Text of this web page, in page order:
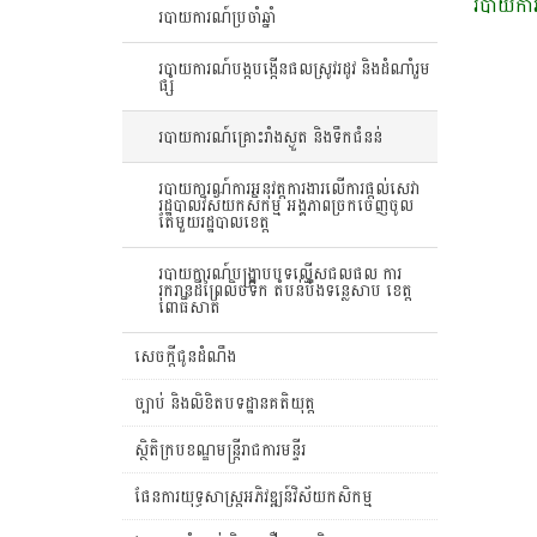
របាយការណ៍ប្រចាំឆ្នាំ
របាយការណ៍បង្កបង្កើនផលស្រូវរដូវ និងដំណាំរួម
ផ្សំ
របាយការណ៍គ្រោះរាំងស្ងួត និងទឹកជំនន់
របាយការណ៍ការអនុវត្តការងារលើការផ្តល់សេវា
រដ្ឋបាលវិស័យកសិកម្ម អង្គភាពច្រកចេញចូល
តែមួយរដ្ឋបាលខេត្ត
របាយការណ៍បង្រ្កាបបទល្មើសជលផល ការ
រុករានដីព្រៃលិចទឹក តំបន់បឹងទន្លេសាប ខេត្ត
ពោធិ៍សាត់
សេចក្តីជូនដំណឹង
ច្បាប់ និងលិខិតបទដ្ឋានគតិយុត្ត
ស្ថិតិក្របខណ្ឌមន្រ្តីរាជការមន្ទីរ
ផែនការយុទ្ធសាស្រ្តអភិវឌ្ឍន៍វិស័យកសិកម្ម